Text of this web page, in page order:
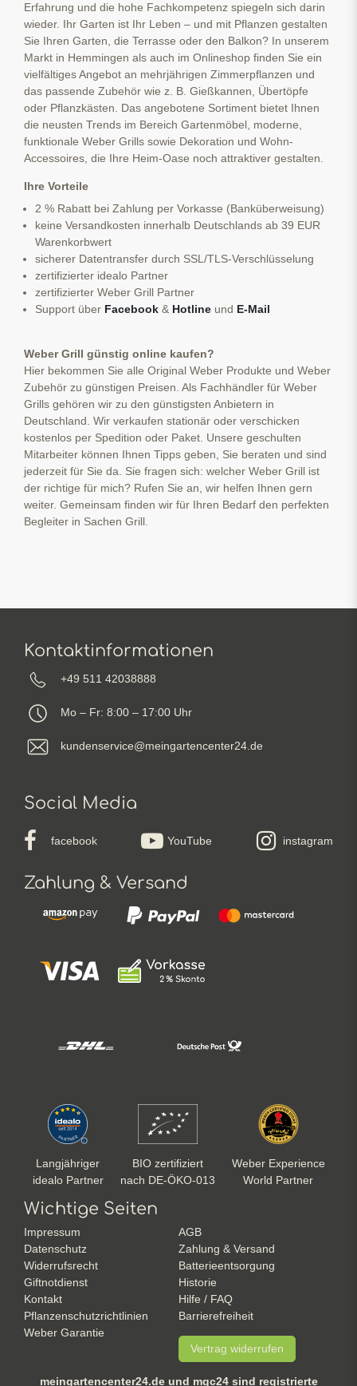
Erfahrung und die hohe Fachkompetenz spiegeln sich darin
wieder. Ihr Garten ist Ihr Leben – und mit Pflanzen gestalten
Sie Ihren Garten, die Terrasse oder den Balkon? In unserem
Markt in Hemmingen als auch im Onlineshop finden Sie ein
vielfältiges Angebot an mehrjährigen Zimmerpflanzen und
das passende Zubehör wie z. B. Gießkannen, Übertöpfe
oder Pflanzkästen. Das angebotene Sortiment bietet Ihnen
die neusten Trends im Bereich Gartenmöbel, moderne,
funktionale Weber Grills sowie Dekoration und Wohn-
Accessoires, die Ihre Heim-Oase noch attraktiver gestalten.
Ihre Vorteile
2 % Rabatt bei Zahlung per Vorkasse (Banküberweisung)
keine Versandkosten innerhalb Deutschlands ab 39 EUR
Warenkorbwert
sicherer Datentransfer durch SSL/TLS-Verschlüsselung
zertifizierter idealo Partner
zertifizierter Weber Grill Partner
Support über Facebook & Hotline und E-Mail
Weber Grill günstig online kaufen?
Hier bekommen Sie alle Original Weber Produkte und Weber
Zubehör zu günstigen Preisen. Als Fachhändler für Weber
Grills gehören wir zu den günstigsten Anbietern in
Deutschland. Wir verkaufen stationär oder verschicken
kostenlos per Spedition oder Paket. Unsere geschulten
Mitarbeiter können Ihnen Tipps geben, Sie beraten und sind
jederzeit für Sie da. Sie fragen sich: welcher Weber Grill ist
der richtige für mich? Rufen Sie an, wir helfen Ihnen gern
weiter. Gemeinsam finden wir für Ihren Bedarf den perfekten
Begleiter in Sachen Grill.
Kontaktinformationen
+49 511 42038888
Mo – Fr: 8:00 – 17:00 Uhr
kundenservice@meingartencenter24.de
Social Media
facebook YouTube instagram
Zahlung & Versand
Langjähriger
idealo Partner
BIO zertifiziert
nach DE-ÖKO-013
Weber Experience
World Partner
Wichtige Seiten
Impressum
AGB
Datenschutz
Zahlung & Versand
Widerrufsrecht
Batterieentsorgung
Giftnotdienst
Historie
Kontakt
Hilfe / FAQ
Pflanzenschutzrichtlinien
Barrierefreiheit
Weber Garantie
Vertrag widerrufen
meingartencenter24.de und mgc24 sind registrierte